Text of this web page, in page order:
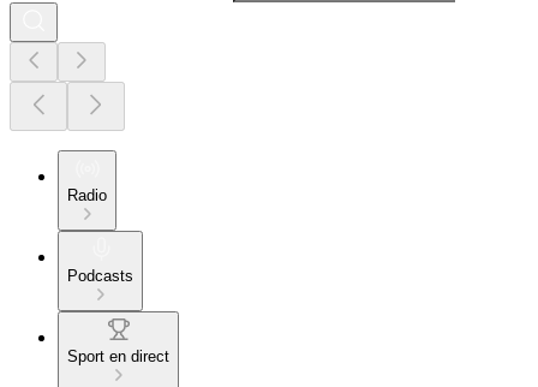
Radio
Podcasts
Sport en direct